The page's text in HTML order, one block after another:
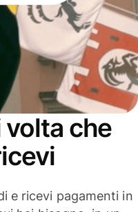
volta che
e ricevi pagamenti in